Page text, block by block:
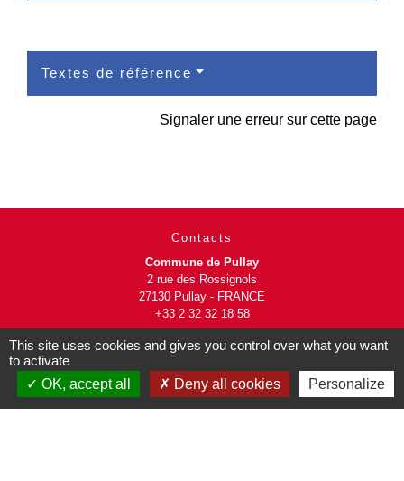
Textes de référence
Signaler une erreur sur cette page
Contacts
Commune de Pullay
2 rue des Rossignols
27130 Pullay - FRANCE
+33 2 32 32 18 58
Site internet :
www.pullay.fr
This site uses cookies and gives you control over what you want
to activate
OK, accept all
Deny all cookies Personalize